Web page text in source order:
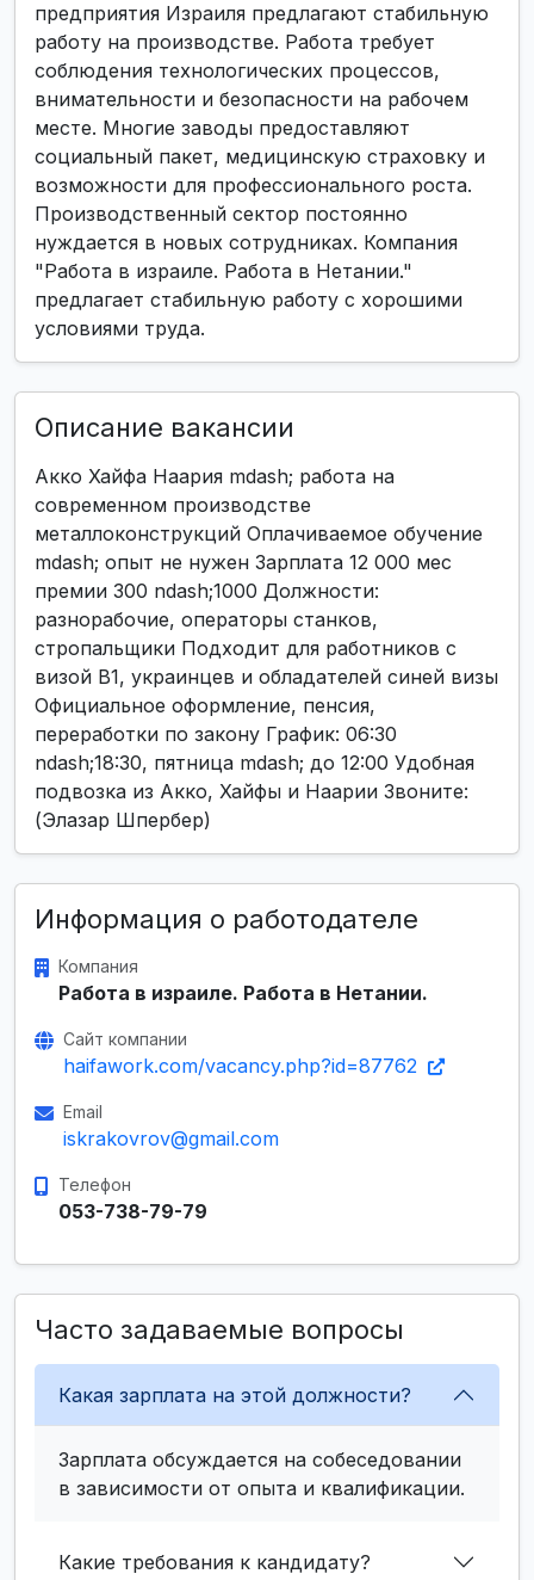
предприятия Израиля предлагают стабильную
работу на производстве. Работа требует
соблюдения технологических процессов,
внимательности и безопасности на рабочем
месте. Многие заводы предоставляют
социальный пакет, медицинскую страховку и
возможности для профессионального роста.
Производственный сектор постоянно
нуждается в новых сотрудниках. Компания
"Работа в израиле. Работа в Нетании."
предлагает стабильную работу с хорошими
условиями труда.
Описание вакансии
Акко Хайфа Наария mdash; работа на
современном производстве
металлоконструкций Оплачиваемое обучение
mdash; опыт не нужен Зарплата 12 000 мес
премии 300 ndash;1000 Должности:
разнорабочие, операторы станков,
стропальщики Подходит для работников с
визой B1, украинцев и обладателей синей визы
Официальное оформление, пенсия,
переработки по закону График: 06:30
ndash;18:30, пятница mdash; до 12:00 Удобная
подвозка из Акко, Хайфы и Наарии Звоните:
(Элазар Шпербер)
Информация о работодателе
Компания
Работа в израиле. Работа в Нетании.
Сайт компании
haifawork.com/vacancy.php?id=87762
Email
iskrakovrov@gmail.com
Телефон
053-738-79-79
Часто задаваемые вопросы
Какая зарплата на этой должности?
Зарплата обсуждается на собеседовании
в зависимости от опыта и квалификации.
Какие требования к кандидату?